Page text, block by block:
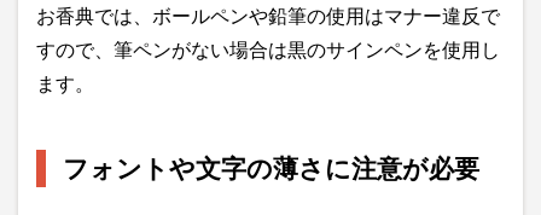
お香典では、ボールペンや鉛筆の使用はマナー違反で
すので、筆ペンがない場合は黒のサインペンを使用し
ます。
フォントや文字の薄さに注意が必要